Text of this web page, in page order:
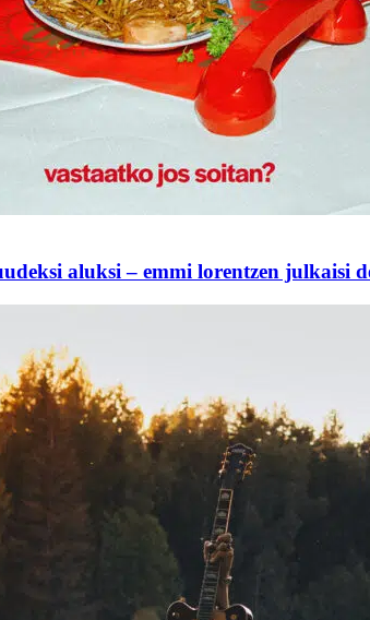
aluksi – emmi lorentzen julkaisi